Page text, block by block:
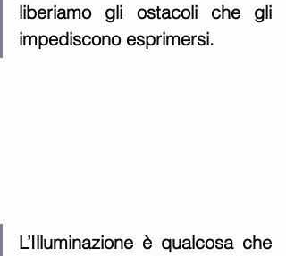
liberiamo gli ostacoli che gli
impediscono esprimersi.
L’Illuminazione è qualcosa che